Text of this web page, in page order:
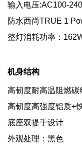
输入电压:AC100-
防水西尚TRUE 1
整灯消耗功率：
机身结构
高韧度耐高温阻燃碳
高韧度高强度铝质+
底座双提手设计
外观处理：黑色